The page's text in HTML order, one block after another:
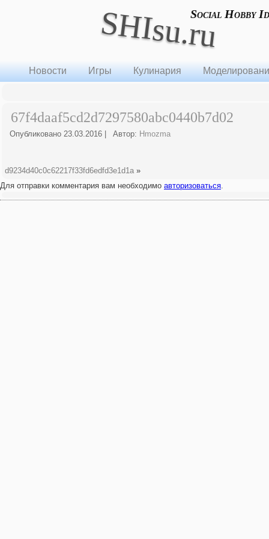
SHIsu.ruSocial Hobby
Новости Игры Кулинария
67f4daaf5cd2d7297580abc0440b7d02
Опубликовано 23.03.2016 Автор: Hmozma
d9234d40c0c62217f33fd6edfd3e1d1a »
Для отправки комментария вам необходимо авторизоваться.